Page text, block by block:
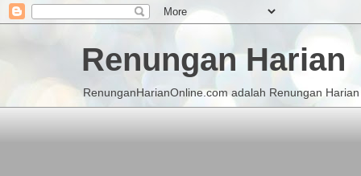
Renungan Harian
RenunganHarianOnline.com adalah Renungan